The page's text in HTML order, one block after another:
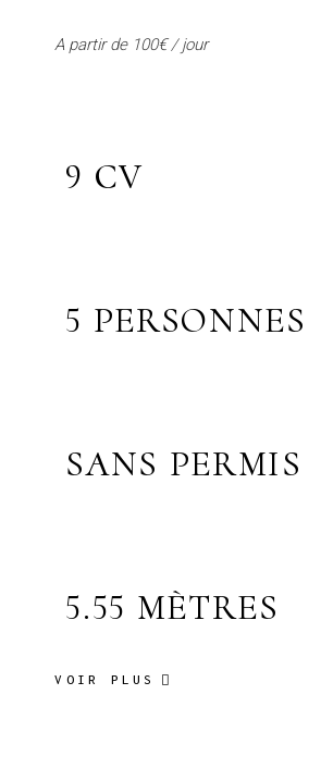
A partir de 100€ / jour
9 CV
5 PERSONNES
SANS PERMIS
5.55 MÈTRES
VOIR PLUS